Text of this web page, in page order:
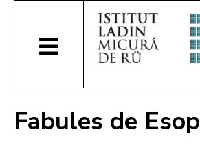
Fabules de Esop